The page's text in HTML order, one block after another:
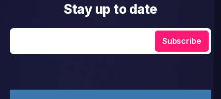
Stay up to date
Subscribe